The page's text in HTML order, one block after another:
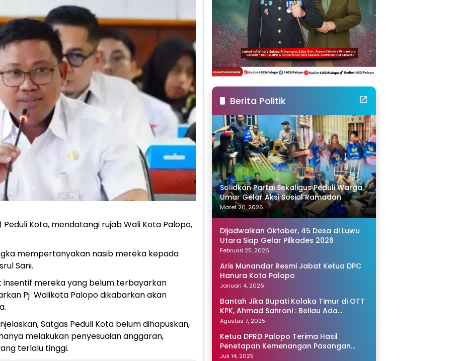
Kota, mendatangi rujab Wali Kota Palopo,
mempertanyakan nasib mereka kepada
Sani.
mereka yang belum terbayarkan
Pj Walikota Palopo dikabarkan akan
Satgas Peduli Kota belum dihapuskan,
melakukan penyesuaian anggaran,
terlalu tinggi.
Berita Politik
Solidkan Partai Sekaligus Peduli Warga,
Umar Gelar Aksi Sosial Ramadan
Maret 20, 2026
Dijadwalkan Oktober, 45 Desa di Luwu
Utara Siap Gelar Pilkades 2026
Februari 25, 2026
Aris Munandar Resmi Jabat Ketua DPC
Hanura Kota Palopo
Januari 4, 2026
Bantah Jika Bupati Kolaka Timur di OTT
KPK, Ahmad Sahroni : Beliau Ada
Disamping Saya di Makassar
Agustus 7, 2025
Ketua DPRD Palopo Terima Hasil
Penetapan Kemenangan Pasangan
Naili-Akhmad dari KPU Sulsel
Juli 14, 2025